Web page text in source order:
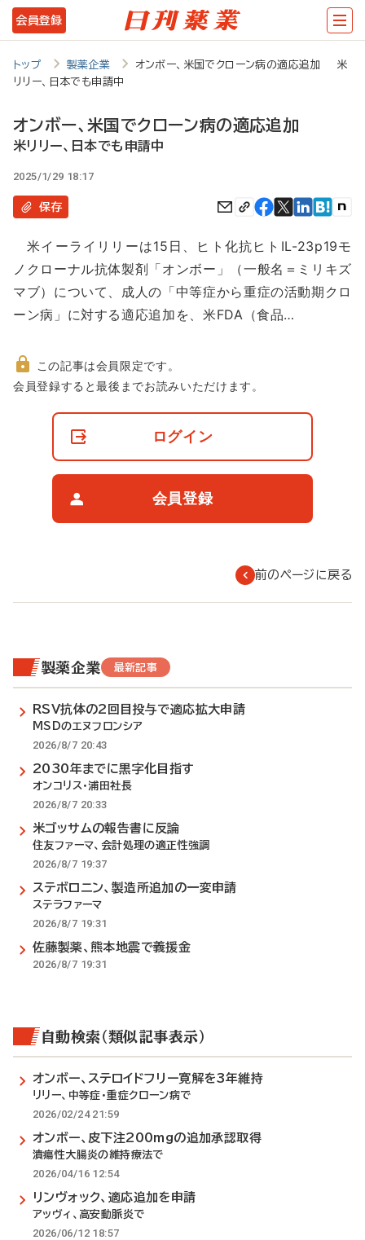
メ
イ
テ
ツ
に
動
会員登録
トップ 製薬企業
オンボー、米国でクローン病の適応追加 米
リリー、日本でも申請中
オンボー、米国でクローン病の適応追加
米リリー、日本でも申請中
2025/1/29 18:17
保存
米イーライリリーは15日、ヒト化抗ヒトIL-23p19モ
ノクローナル抗体製剤「オンボー」（一般名＝ミリキズ
マブ）について、成人の「中等症から重症の活動期クロ
ーン病」に対する適応追加を、米FDA（食品…
非
この記事は会員限定です。
会員登録すると最後までお読みいただけます。
ログイン
会員登録
前のページに戻る
製薬企業 最新記事
RSV抗体の2回目投与で適応拡大申請
MSDのエヌフロンシア
2026/8/7 20:43
2030年までに黒字化目指す
オンコリス・浦田社長
2026/8/7 20:33
米ゴッサムの報告書に反論
住友ファーマ、会計処理の適正性強調
2026/8/7 19:37
ステボロニン、製造所追加の一変申請
ステラファーマ
2026/8/7 19:31
佐藤製薬、熊本地震で義援金
2026/8/7 19:31
自動検索（類似記事表示）
オンボー、ステロイドフリー寛解を3年維持
リリー、中等症・重症クローン病で
2026/02/24 21:59
オンボー、皮下注200mgの追加承認取得
潰瘍性大腸炎の維持療法で
2026/04/16 12:54
リンヴォック、適応追加を申請
アッヴィ、高安動脈炎で
2026/06/12 18:57